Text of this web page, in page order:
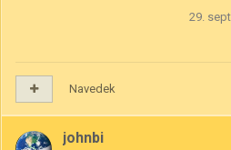
29.
Navedek
johnbi